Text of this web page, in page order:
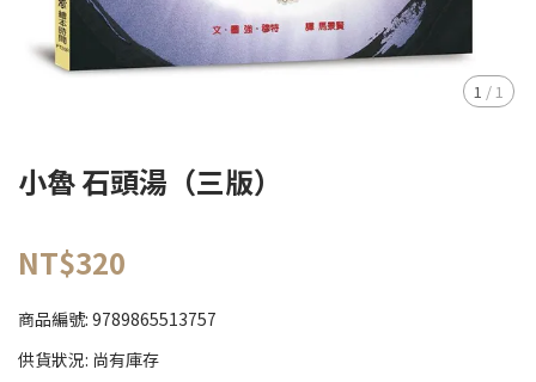
1 /1
小魯 石頭湯（三版）
NT$320
商品編號: 9789865513757
供貨狀況: 尚有庫存